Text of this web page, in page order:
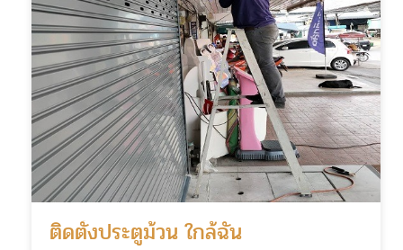
ติดตั้งประตูม้วน ใกล้ฉัน